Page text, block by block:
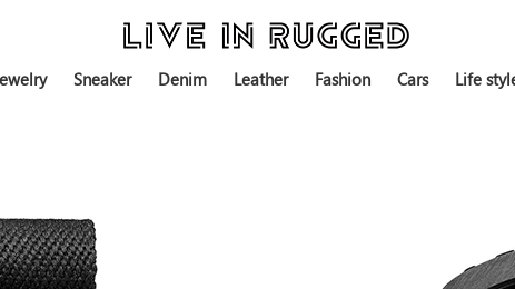
Sneaker Denim Leather Fashion Cars Life